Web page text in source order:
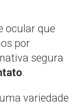
ocular que
por
segura
.
variedade